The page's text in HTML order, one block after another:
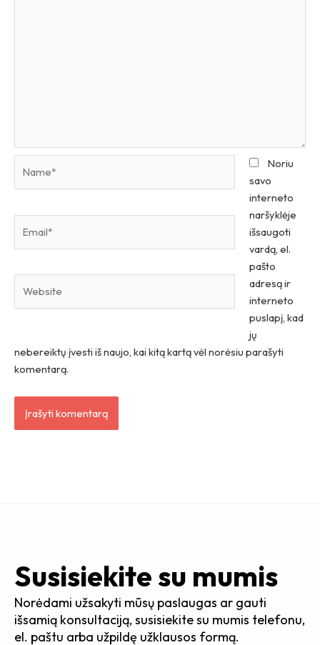
Noriu
savo
interneto
naršyklėje
išsaugoti
vardą, el.
pašto
adresą ir
interneto
puslapį, kad
jų
nebereiktų įvesti iš naujo, kai kitą kartą vėl norėsiu parašyti
komentarą.
Susisiekite su mumis
Norėdami užsakyti mūsų paslaugas ar gauti
išsamią konsultaciją, susisiekite su mumis telefonu,
el. paštu arba užpildę užklausos formą.